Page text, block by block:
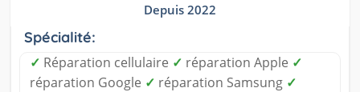
Depuis 2022
Spécialité:
✓ Réparation cellulaire ✓ réparation Apple ✓
réparation Google ✓ réparation Samsung ✓